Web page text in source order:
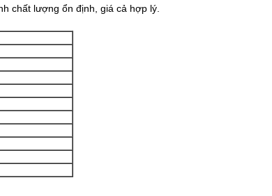
chất lượng ổn định, giá cả hợp lý.